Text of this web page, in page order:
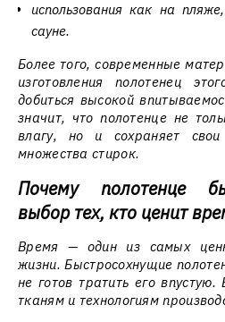
использования как на
сауне.
Более того, современные
изготовления полотенец
добиться высокой
значит, что полотенце не
влагу, но и сохраняет
множества стирок.
Почему полотенце
выбор тех, кто ценит
Время — один из самых
жизни. Быстросохнущие
не готов тратить его
тканям и технологиям